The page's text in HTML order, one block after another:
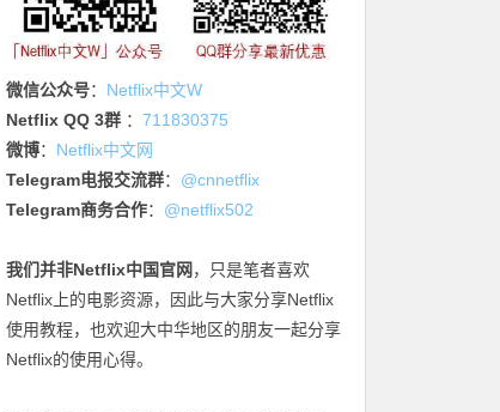
微信公众号： Netflix中文W
Netflix QQ 3群 ： 711830375
微博： Netflix中文网
Telegram电报交流群： @cnnetflix
Telegram商务合作： @netflix502
我们并非Netflix中国官网 ，只是笔者喜欢
Netflix上的电影资源，因此与大家分享Netflix
使用教程，也欢迎大中华地区的朋友一起分享
Netflix的使用心得。